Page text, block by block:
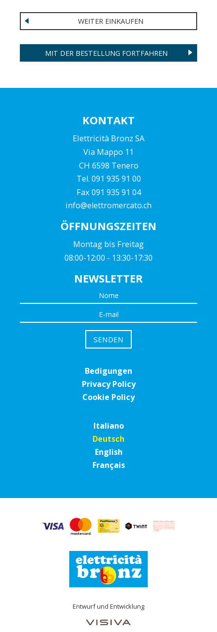
WEITER EINKAUFEN
MIT DER BESTELLUNG FORTFAHREN
KONTAKT
Elettricità Bronz SA
Via Mappo 11
CH 6598 Tenero
Tel. 091 935 91 00
Fax 091 935 91 04
info@elettromercato.ch
ÖFFNUNGSZEITEN
Montag bis Freitag
08:00-12:00 - 13:30-17:30
NEWSLETTER
Bedigungen
Privacy Policy
Cookie Policy
Italiano
Deutsch
English
Français
Entwurf und Entwicklung